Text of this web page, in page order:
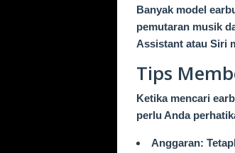
Banyak model
pemutaran musik
Assistant atau Siri
Tips
Ketika mencari
perlu Anda
Anggaran: